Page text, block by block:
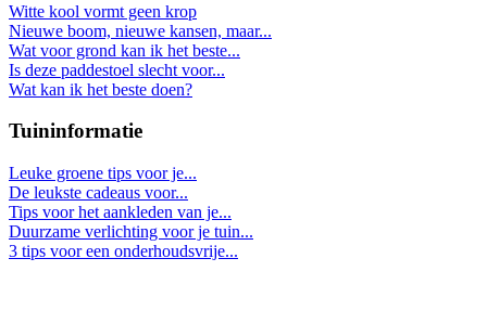
Witte kool vormt geen krop
Nieuwe boom, nieuwe kansen, maar...
Wat voor grond kan ik het beste...
Is deze paddestoel slecht voor...
Wat kan ik het beste doen?
Tuininformatie
Leuke groene tips voor je...
De leukste cadeaus voor...
Tips voor het aankleden van je...
Duurzame verlichting voor je tuin...
3 tips voor een onderhoudsvrije...